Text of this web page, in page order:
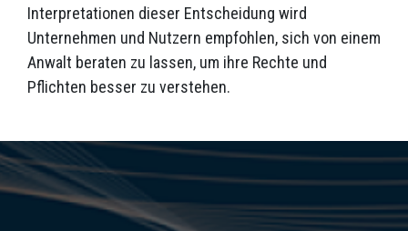
Interpretationen dieser Entscheidung wird
Unternehmen und Nutzern empfohlen, sich von einem
Anwalt beraten zu lassen, um ihre Rechte und
Pflichten besser zu verstehen.